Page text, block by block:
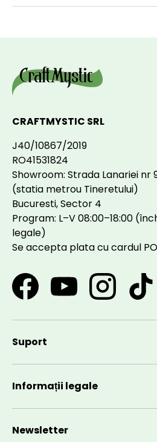
CRAFTMYSTIC SRL
J40/10867/2019
RO41531824
Showroom: Strada Lanariei nr
(statia metrou Tineretului)
Bucuresti, Sector 4
Program: L–V 08:00–18:00
legale)
Se accepta plata cu cardul
FacebookYouTubeInstagram
Suport
Informații legale
Newsletter